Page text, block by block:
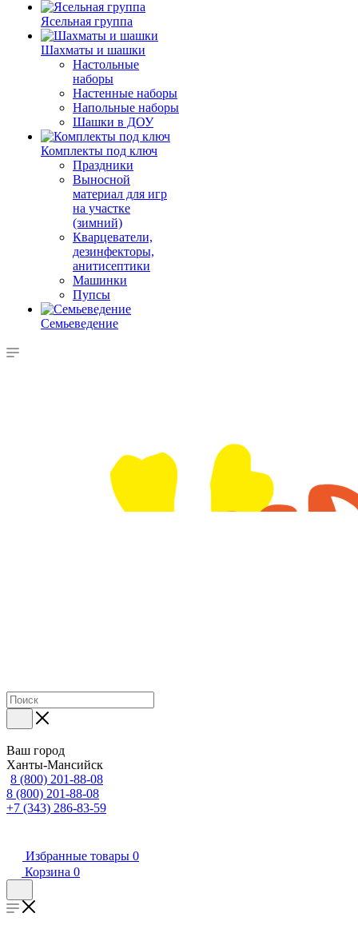
Ясельная группа
Шахматы и шашки
Настольные
наборы
Настенные наборы
Напольные наборы
Шашки в ДОУ
Комплекты под ключ
Праздники
Выносной
материал для игр
на участке
(зимний)
Кварцеватели,
дезинфекторы,
анитисептики
Машинки
Пупсы
Семьеведение
Ваш город
Ханты-Мансийск
8 (800) 201-88-08
8 (800) 201-88-08
+7 (343) 286-83-59
Избранные товары 0
Корзина 0